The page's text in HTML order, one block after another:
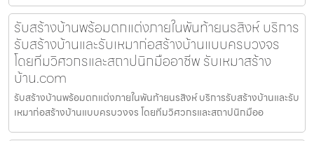
รับสร้างบ้านพร้อมตกแต่งภายในพันท้ายนรสิงห์ บริการ
รับสร้างบ้านและรับเหมาก่อสร้างบ้านแบบครบวงจร
โดยทีมวิศวกรและสถาปนิกมืออาชีพ รับเหมาสร้าง
บ้าน.com
รับสร้างบ้านพร้อมตกแต่งภายในพันท้ายนรสิงห์ บริการรับสร้างบ้านและรับ
เหมาก่อสร้างบ้านแบบครบวงจร โดยทีมวิศวกรและสถาปนิกมืออ